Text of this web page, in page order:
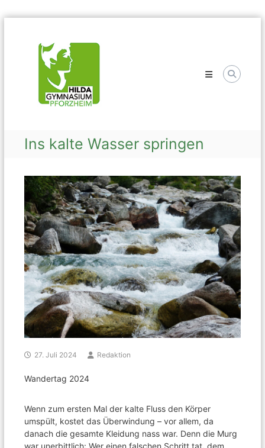
Gymnasium
Ins kalte Wasser springen
27. Juli 2024 Redaktion
Wandertag 2024
Wenn zum ersten Mal der kalte Fluss den Körper
umspült, kostet das Überwindung – vor allem, da
danach die gesamte Kleidung nass war. Denn die Murg